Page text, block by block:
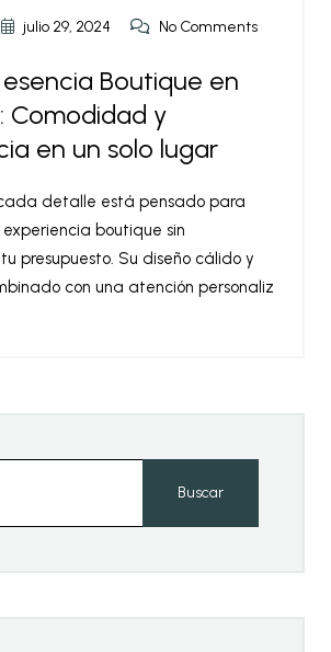
julio 29, 2024 No Comments
Boutique en
Comodidad y
en un solo lugar
detalle está pensado para
boutique sin
presupuesto. Su diseño cálido y
con una atención personaliz